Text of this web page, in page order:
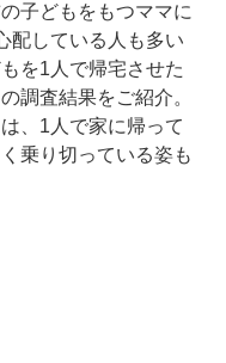
子どもをもつママに
配している人も多い
を1人で帰宅させた
調査結果をご紹介。
、1人で家に帰って
乗り切っている姿も